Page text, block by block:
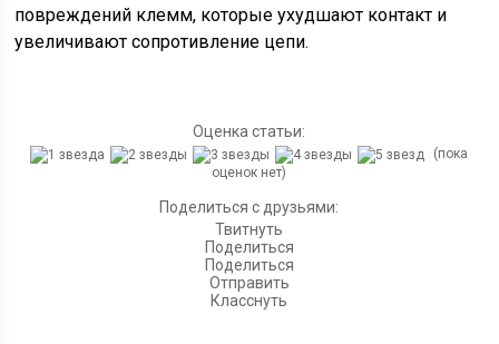
повреждений клемм, которые ухудшают контакт и
увеличивают сопротивление цепи.
Оценка статьи:
(пока
оценок нет)
Поделиться с друзьями:
Твитнуть
Поделиться
Поделиться
Отправить
Класснуть